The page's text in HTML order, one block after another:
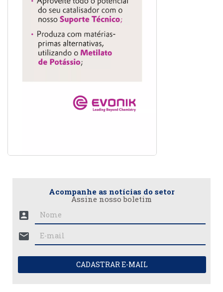
Acompanhe as notícias do setor
Assine nosso boletim
account_box
mail
CADASTRAR E-MAIL